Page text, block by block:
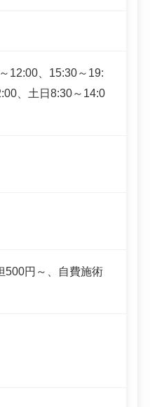
12:00、15:30～19:
、土日8:30～14:0
500円～、自費施術